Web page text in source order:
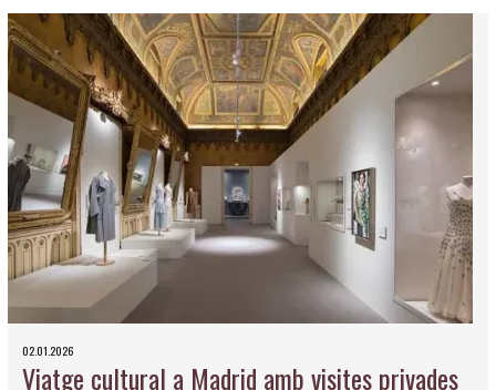
02.01.2026
Viatge cultural a Madrid amb visites privades